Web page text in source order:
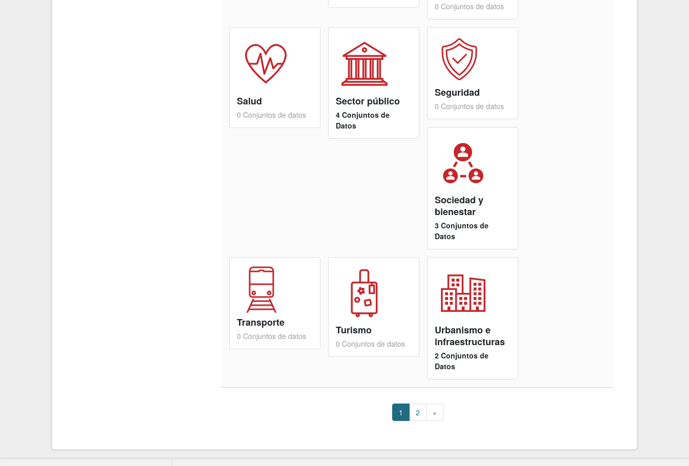
0 Conjuntos de datos
Salud
0 Conjuntos de datos
Sector público
4 Conjuntos de
Datos
Seguridad
0 Conjuntos de datos
Sociedad y
bienestar
3 Conjuntos de
Datos
Transporte
0 Conjuntos de datos Turismo
0 Conjuntos de datos
Urbanismo e
infraestructuras
2 Conjuntos de
Datos
1 2 »